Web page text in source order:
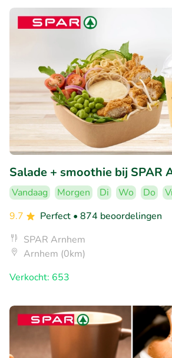
Salade + smoothie bij SPAR
Vandaag Morgen Di Wo Do
9.7
Perfect • 874 beoordelingen
SPAR Arnhem
Arnhem (0km)
Verkocht: 653